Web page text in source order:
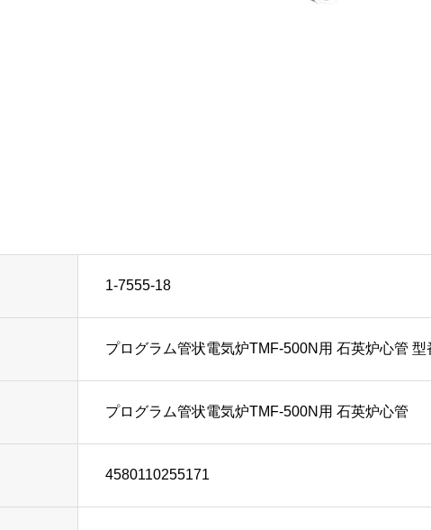
1-7555-18
プログラム管状電気炉TMF-500N用 石英炉心管 型
プログラム管状電気炉TMF-500N用 石英炉心管
4580110255171